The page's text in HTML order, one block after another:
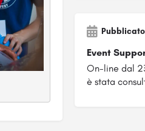
Event
On-line dal
è stata